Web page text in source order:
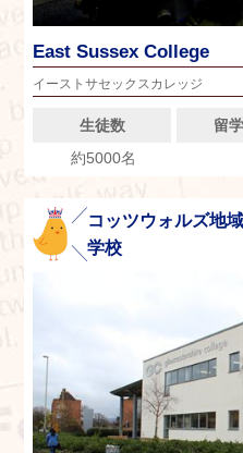
East Sussex College
イーストサセックスカレッジ
生徒数 留
約5000名
コッツウォルズ地
学校